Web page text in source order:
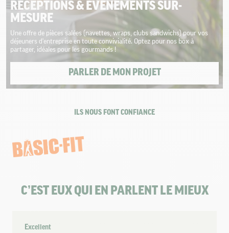
RÉCEPTIONS & ÉVÉNEMENTS SUR-
MESURE
Une offre de pièces salées (navettes, wraps, clubs sandwichs) pour vos
déjeuners d'entreprise en toute convivialité. Optez pour nos box à
partager, idéales pour les gourmands !
PARLER DE MON PROJET
ILS NOUS FONT CONFIANCE
C’EST EUX QUI EN PARLENT LE MIEUX
Excellent